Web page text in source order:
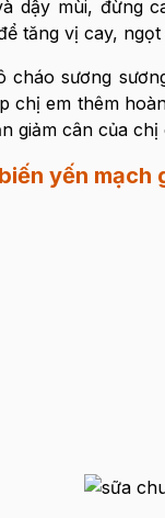
dậy mùi, đừng
tăng vị cay, ngọt
cháo sương
chị em thêm
giảm cân của chị
yến mạch